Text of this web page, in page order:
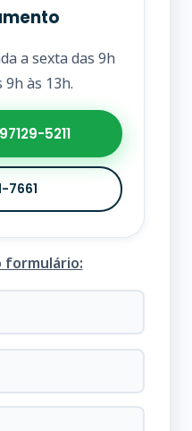
a sexta das 9h
9h às 13h.
5211
7661
formulário: